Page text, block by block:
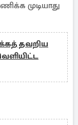
முடியாது
தவறிய